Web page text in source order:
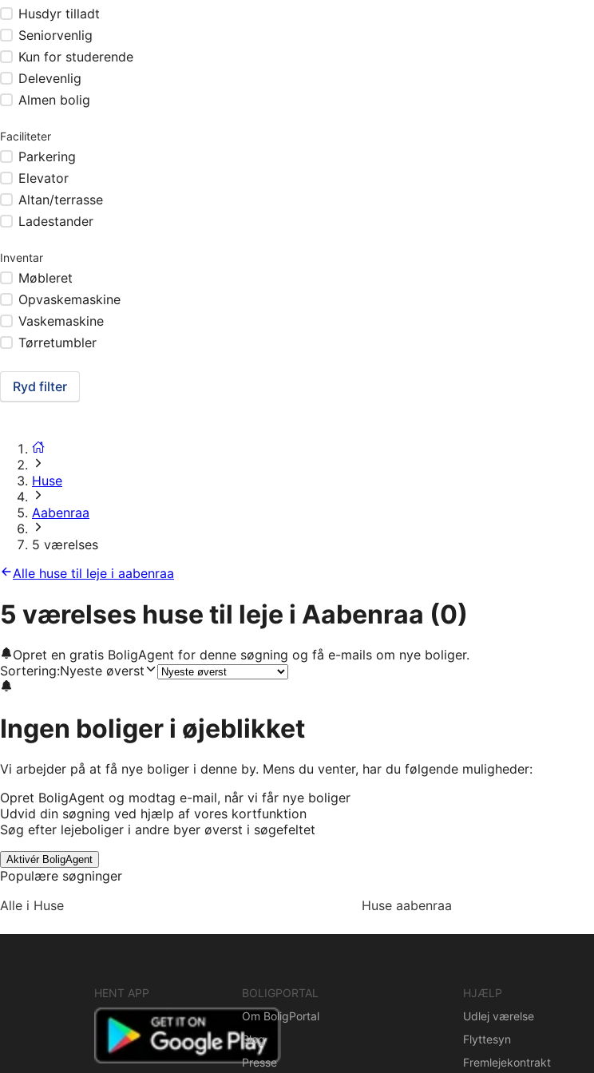
Husdyr tilladt
Seniorvenlig
Kun for studerende
Delevenlig
Almen bolig
Faciliteter
Parkering
Elevator
Altan/terrasse
Ladestander
Inventar
Møbleret
Opvaskemaskine
Vaskemaskine
Tørretumbler
Ryd filter
Huse
Aabenraa
5 værelses
Alle huse til leje i aabenraa
5 værelses huse til leje i Aabenraa (0)
Opret en gratis BoligAgent for denne søgning og få e-mails om nye boliger.
Sortering:Nyeste øverst
Ingen boliger i øjeblikket
Vi arbejder på at få nye boliger i denne by. Mens du venter, har du følgende muligheder:
Opret BoligAgent og modtag e-mail, når vi får nye boliger
Udvid din søgning ved hjælp af vores kortfunktion
Søg efter lejeboliger i andre byer øverst i søgefeltet
Aktivér BoligAgent
Populære søgninger
Alle i Huse
Huse aabenraa
HENT APP
BOLIGPORTAL
Om BoligPortal
Blog
Presse
HJÆLP
Udlej værelse
Flyttesyn
Fremlejekontrakt